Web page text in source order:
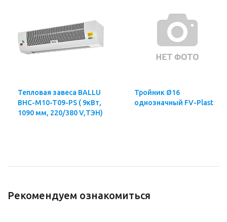
Тепловая завеса BALLU
BHC-M10-T09-PS ( 9кВт,
1090 мм, 220/380 V,ТЭН)
Тройник Ø16
однозначный FV-Plast
Рекомендуем ознакомиться